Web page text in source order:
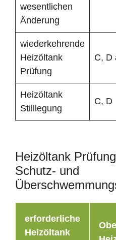
wesentlichen
Änderung
wiederkehrende
Heizöltank
Prüfung
C, D
Heizöltank
Stilllegung
C, D
Heizöltank
Schutz- und
erforderliche
Heizöltank